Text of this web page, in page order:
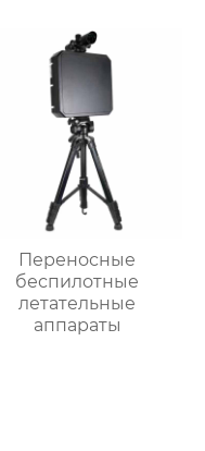
Переносные
беспилотные
летательные
аппараты